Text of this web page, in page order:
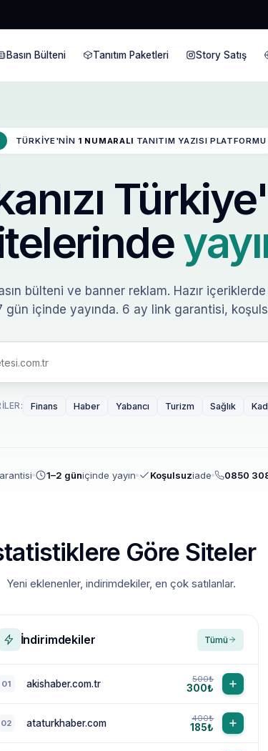
Basın Bülteni Tanıtım Paketleri Story Satış
TÜRKIYE'NIN 1 NUMARALI TANITIM YAZISI PLATFORMU
bülteni ve banner reklam. Hazır
gün içinde yayında. 6 ay link garantisi,
Finans Haber Yabancı Turizm Sağlık
1–2 güniçinde yayın Koşulsuziade 0850
Göre Siteler
Yeni eklenenler, indirimdekiler, en çok satılanlar.
İndirimdekiler Tümü
01 akishaber.com.tr 500₺
300₺
02 ataturkhaber.com 400₺
185₺